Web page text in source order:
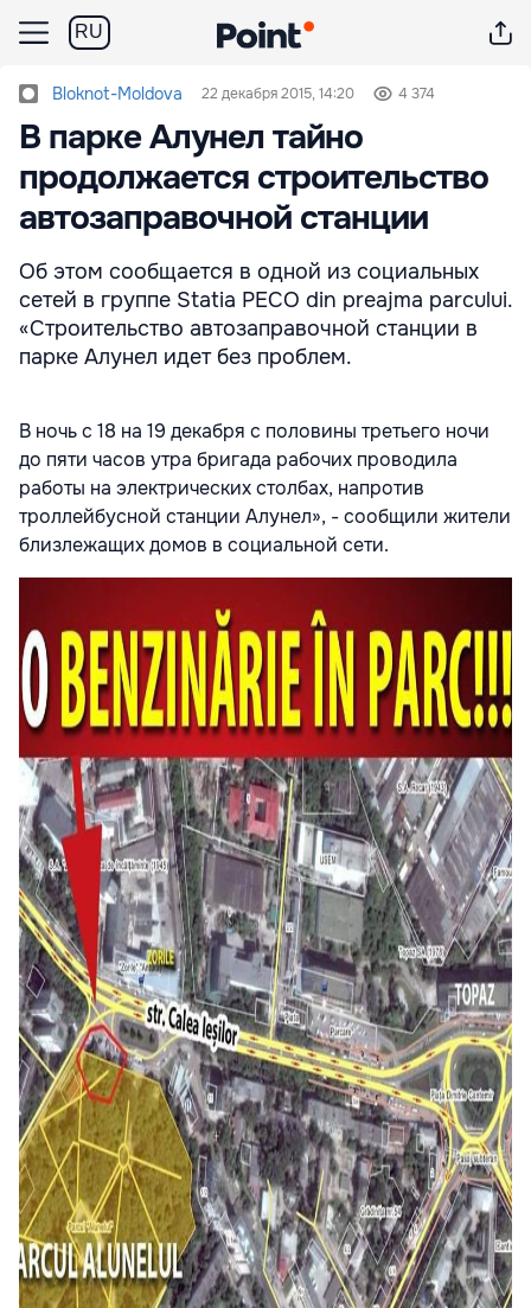
RU
Bloknot-Moldova 22 декабря 2015, 14:20 4 374
В парке Алунел тайно
продолжается строительство
автозаправочной станции
Об этом сообщается в одной из социальных
сетей в группе Statia PECO din preajma parcului.
«Строительство автозаправочной станции в
парке Алунел идет без проблем.
В ночь с 18 на 19 декабря с половины третьего ночи
до пяти часов утра бригада рабочих проводила
работы на электрических столбах, напротив
троллейбусной станции Алунел», - сообщили жители
близлежащих домов в социальной сети.